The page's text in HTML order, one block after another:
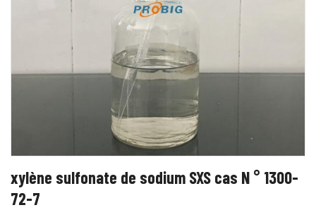
xylène sulfonate de sodium SXS cas N ° 1300-
72-7